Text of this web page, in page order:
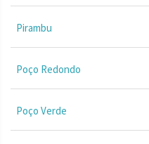
Pirambu
Poço Redondo
Poço Verde